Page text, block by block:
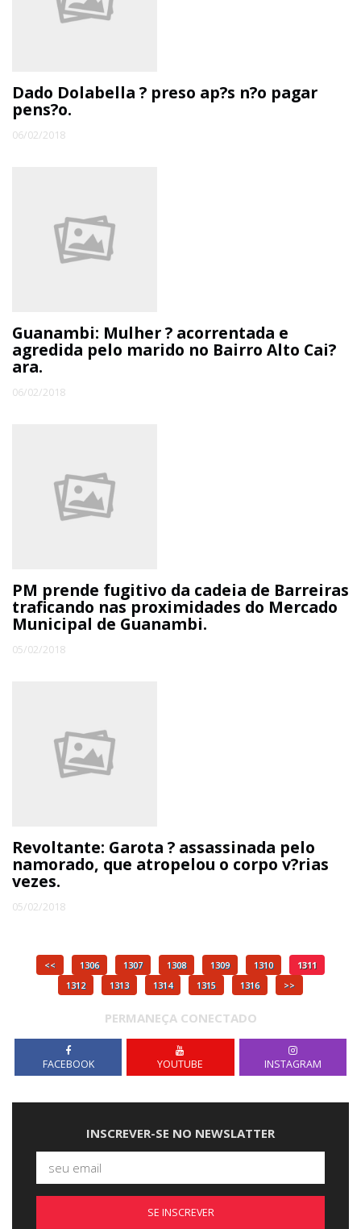
Dado Dolabella ? preso ap?s n?o pagar
pens?o.
06/02/2018
Guanambi: Mulher ? acorrentada e
agredida pelo marido no Bairro Alto Cai?
ara.
06/02/2018
PM prende fugitivo da cadeia de Barreiras
traficando nas proximidades do Mercado
Municipal de Guanambi.
05/02/2018
Revoltante: Garota ? assassinada pelo
namorado, que atropelou o corpo v?rias
vezes.
05/02/2018
<< 1306 1307 1308 1309 1310
1311
1312
1313 1314 1315 1316 >>
PERMANEÇA CONECTADO
FACEBOOK YOUTUBE INSTAGRAM
INSCREVER-SE NO NEWSLATTER
SE INSCREVER